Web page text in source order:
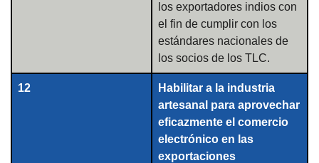
los exportadores indios con
el fin de cumplir con los
estándares nacionales de
los socios de los TLC.
12
Habilitar a la industria
artesanal para aprovechar
eficazmente el comercio
electrónico en las
exportaciones